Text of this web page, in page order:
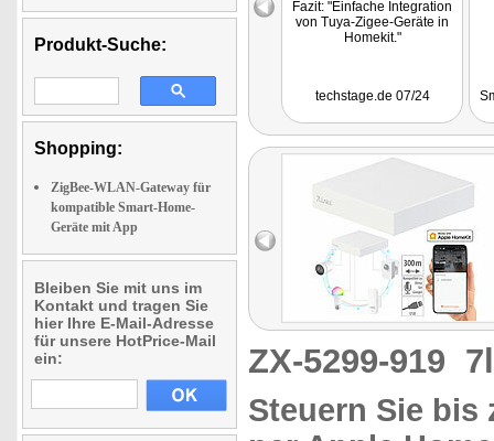
Produkt-Suche:
Shopping:
ZigBee-WLAN-Gateway für
kompatible Smart-Home-
Geräte mit App
Bleiben Sie mit uns im
Kontakt und tragen Sie
hier Ihre E-Mail-Adresse
für unsere HotPrice-Mail
ein:
Fazit: "Einfache Integration
von Tuya-Zigee-Geräte in
Homekit."
techstage.de 07/24
ZX-5299-919
Steuern Sie bis